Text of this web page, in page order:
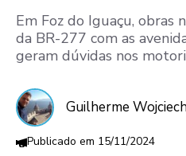
Em Foz do Iguaçu, obras
da BR-277 com as
geram dúvidas nos
Guilherme
15/11/2024